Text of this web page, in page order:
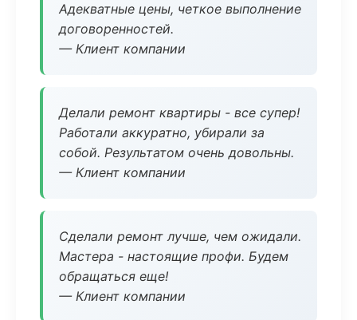
Адекватные цены, четкое выполнение
договоренностей.
— Клиент компании
Делали ремонт квартиры - все супер!
Работали аккуратно, убирали за
собой. Результатом очень довольны.
— Клиент компании
Сделали ремонт лучше, чем ожидали.
Мастера - настоящие профи. Будем
обращаться еще!
— Клиент компании